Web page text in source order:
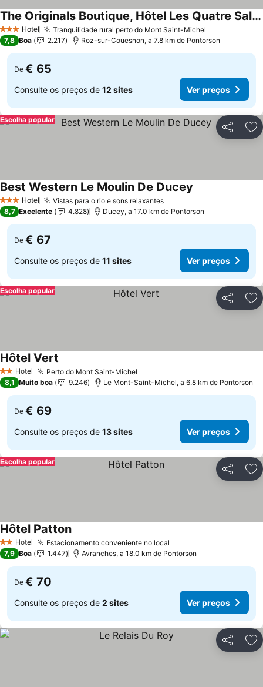
3 EstrelasHotel Tranquilidade rural perto do Mont Saint-Michel
The Originals Boutique, Hôtel Les Quatre Salines, Le Mont Saint-Michel Sud
7,8 Boa 2.217 Roz-sur-Couesnon, a 7.8 km de Pontorson
De € 65
Consulte os preços de 12 sites Ver preços
Partilhar
Escolha popular
3 EstrelasHotel Vistas para o rio e sons relaxantes
Best Western Le Moulin De Ducey
8,7 Excelente 4.828 Ducey, a 17.0 km de Pontorson
De € 67
Consulte os preços de 11 sites Ver preços
Partilhar
Escolha popular
2 Estrelas
Hotel Perto do Mont Saint-Michel
Hôtel Vert
8,1 Muito boa 9.246 Le Mont-Saint-Michel, a 6.8 km de Pontorson
De € 69
Consulte os preços de 13 sites Ver preços
Partilhar
Escolha popular
2 Estrelas
Hotel Estacionamento conveniente no local
Hôtel Patton
7,9 Boa 1.447 Avranches, a 18.0 km de Pontorson
De € 70
Consulte os preços de 2 sites Ver preços
Partilhar